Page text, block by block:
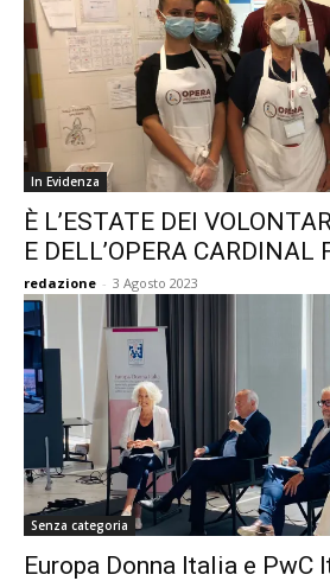
In Evidenza
È L’ESTATE DEI
E DELL’OPERA CARDINAL
redazione - 3 Agosto 2023
Senza categoria
Europa Donna Italia e PwC